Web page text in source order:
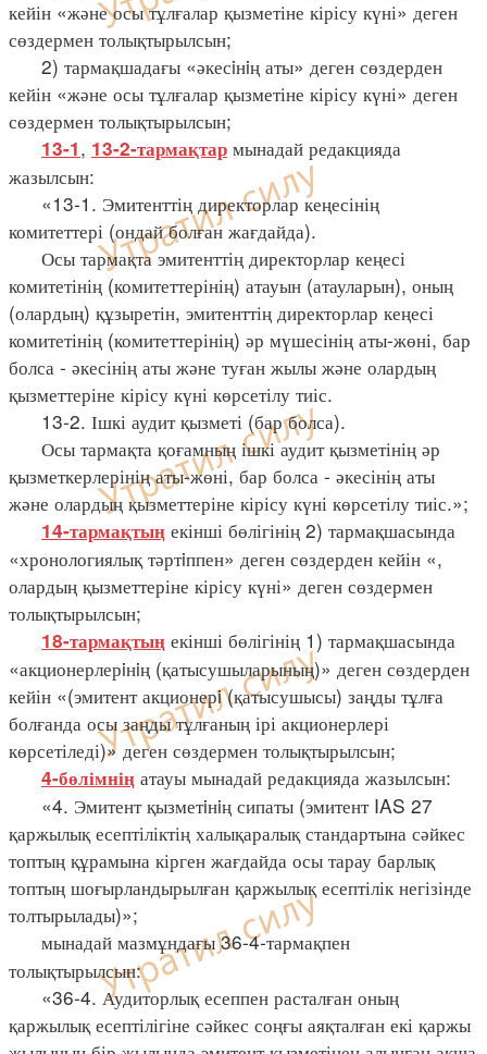
кейін «және осы тұлғалар қызметіне кірісу күні» деген
сөздермен толықтырылсын;
2) тармақшадағы «әкесiнiң аты» деген сөздерден
кейін «және осы тұлғалар қызметіне кірісу күні» деген
сөздермен толықтырылсын;
13-1, 13-2-тармақтар мынадай редакцияда
жазылсын:
«13-1. Эмитенттің директорлар кеңесінің
комитеттері (ондай болған жағдайда).
Осы тармақта эмитенттің директорлар кеңесі
комитетінің (комитеттерінің) атауын (атауларын), оның
(олардың) құзыретін, эмитенттің директорлар кеңесі
комитетінің (комитеттерінің) әр мүшесінің аты-жөні, бар
болса - әкесінің аты және туған жылы және олардың
қызметтеріне кірісу күні көрсетілу тиіс.
13-2. Ішкі аудит қызметі (бар болса).
Осы тармақта қоғамның ішкі аудит қызметінің әр
қызметкерлерінің аты-жөні, бар болса - әкесінің аты
және олардың қызметтеріне кірісу күні көрсетілу тиіс.»;
14-тармақтың екінші бөлігінің 2) тармақшасында
«хронологиялық тәртiппен» деген сөздерден кейін «,
олардың қызметтеріне кірісу күні» деген сөздермен
толықтырылсын;
18-тармақтың екінші бөлігінің 1) тармақшасында
«акционерлерiнiң (қатысушыларының)» деген сөздерден
кейін «(эмитент акционерi (қатысушысы) заңды тұлға
болғанда осы заңды тұлғаның ірі акционерлері
көрсетіледі)» деген сөздермен толықтырылсын;
4-бөлімнің атауы мынадай редакцияда жазылсын:
«4. Эмитент қызметiнiң сипаты (эмитент IAS 27
қаржылық есептіліктің халықаралық стандартына сәйкес
топтың құрамына кірген жағдайда осы тарау барлық
топтың шоғырландырылған қаржылық есептілік негізінде
толтырылады)»;
мынадай мазмұндағы 36-4-тармақпен
толықтырылсын:
«36-4. Аудиторлық есеппен расталған оның
қаржылық есептілігіне сәйкес соңғы аяқталған екі қаржы